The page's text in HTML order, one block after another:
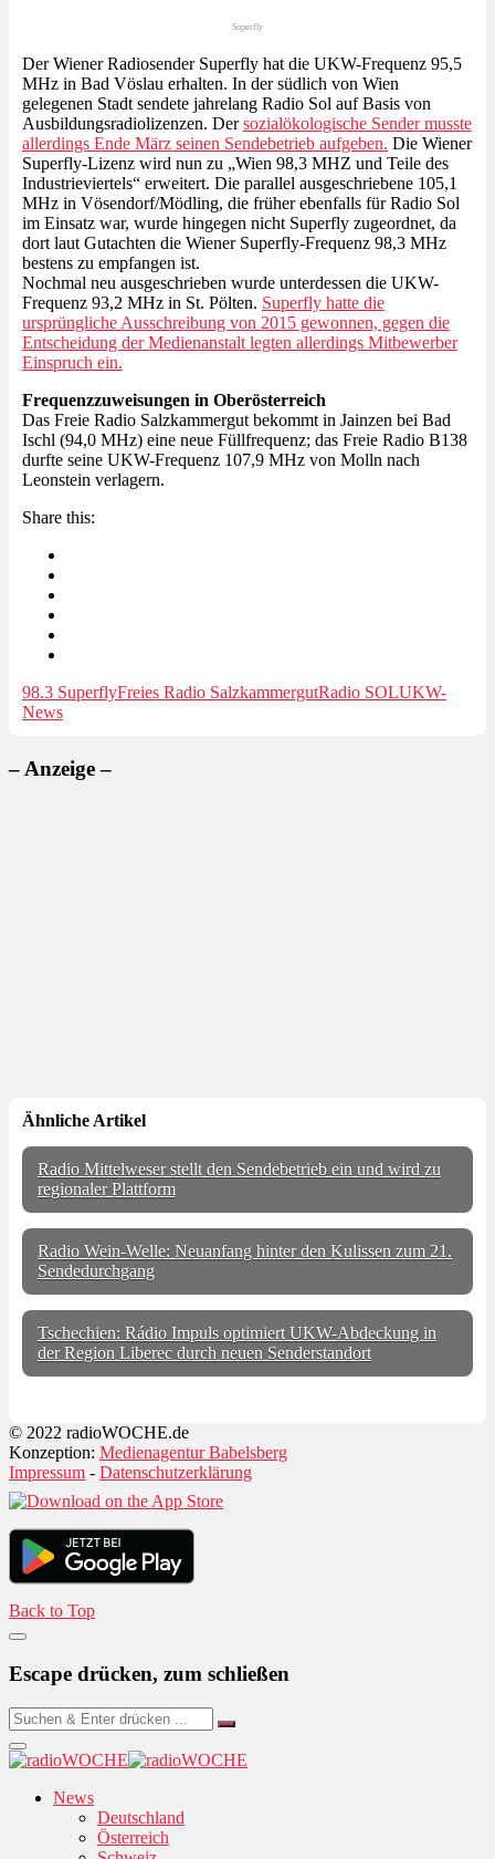
Superfly
Der Wiener Radiosender Superfly hat die UKW-Frequenz 95,5
MHz in Bad Vöslau erhalten. In der südlich von Wien
gelegenen Stadt sendete jahrelang Radio Sol auf Basis von
Ausbildungsradiolizenzen. Dersozialökologische Sender musste
allerdings Ende März seinen Sendebetrieb aufgeben. Die Wiener
Superfly-Lizenz wird nun zu „Wien 98,3 MHZ und Teile des
Industrieviertels“ erweitert. Die parallel ausgeschriebene 105,1
MHz in Vösendorf/Mödling, die früher ebenfalls für Radio Sol
im Einsatz war, wurde hingegen nicht Superfly zugeordnet, da
dort laut Gutachten die Wiener Superfly-Frequenz 98,3 MHz
bestens zu empfangen ist.
Nochmal neu ausgeschrieben wurde unterdessen die UKW-
Frequenz 93,2 MHz in St. Pölten. Superfly hatte die
ursprüngliche Ausschreibung von 2015 gewonnen, gegen die
Entscheidung der Medienanstalt legten allerdings Mitbewerber
Einspruch ein.
Frequenzzuweisungen in Oberösterreich
Das Freie Radio Salzkammergut bekommt in Jainzen bei Bad
Ischl (94,0 MHz) eine neue Füllfrequenz; das Freie Radio B138
durfte seine UKW-Frequenz 107,9 MHz von Molln nach
Leonstein verlagern.
Share this:
98.3 SuperflyFreies Radio SalzkammergutRadio SOLUKW-
News
– Anzeige –
Ähnliche Artikel
Radio Mittelweser stellt den Sendebetrieb ein und wird zu
regionaler Plattform
Radio Wein-Welle: Neuanfang hinter den Kulissen zum 21.
Sendedurchgang
Tschechien: Rádio Impuls optimiert UKW-Abdeckung in
der Region Liberec durch neuen Senderstandort
© 2022 radioWOCHE.de
Konzeption: Medienagentur Babelsberg
Impressum - Datenschutzerklärung
Back to Top
Escape drücken, zum schließen
News
Deutschland
Österreich